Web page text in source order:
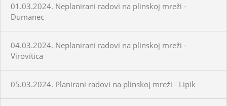
01.03.2024. Neplanirani radovi na plinskoj mreži -
Đumanec
04.03.2024. Neplanirani radovi na plinskoj mreži -
Virovitica
05.03.2024. Planirani radovi na plinskoj mreži - Lipik